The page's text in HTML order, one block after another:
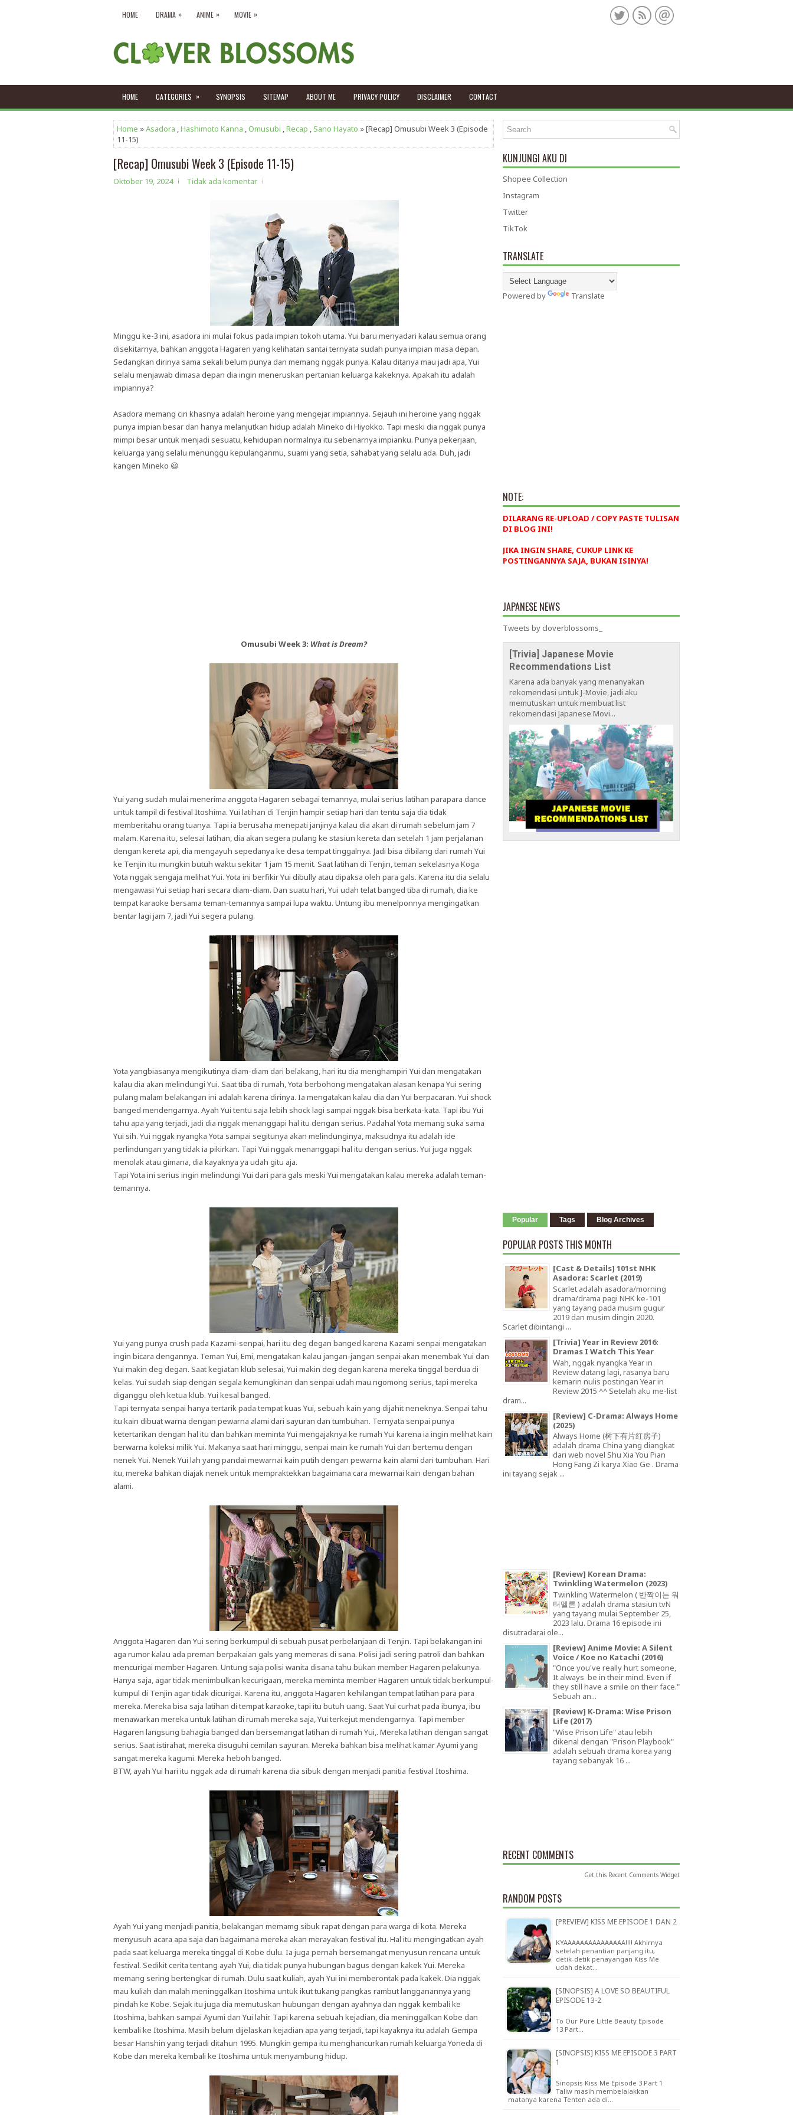
HOME DRAMA » ANIME » MOVIE »
HOME CATEGORIES » SYNOPSIS SITEMAP ABOUT ME PRIVACY POLICY DISCLAIMER CONTACT
Home »Asadora ,Hashimoto Kanna ,Omusubi ,Recap , Sano Hayato » [Recap] Omusubi Week 3 (Episode
11-15)
[Recap] Omusubi Week 3 (Episode 11-15)
Oktober 19, 2024 Tidak ada komentar
Minggu ke-3 ini, asadora ini mulai fokus pada impian tokoh utama. Yui baru menyadari kalau semua orang
disekitarnya, bahkan anggota Hagaren yang kelihatan santai ternyata sudah punya impian masa depan.
Sedangkan dirinya sama sekali belum punya dan memang nggak punya. Kalau ditanya mau jadi apa, Yui
selalu menjawab dimasa depan dia ingin meneruskan pertanian keluarga kakeknya. Apakah itu adalah
impiannya?
Asadora memang ciri khasnya adalah heroine yang mengejar impiannya. Sejauh ini heroine yang nggak
punya impian besar dan hanya melanjutkan hidup adalah Mineko di Hiyokko. Tapi meski dia nggak punya
mimpi besar untuk menjadi sesuatu, kehidupan normalnya itu sebenarnya impianku. Punya pekerjaan,
keluarga yang selalu menunggu kepulanganmu, suami yang setia, sahabat yang selalu ada. Duh, jadi
kangen Mineko 😃
Omusubi Week 3: What is Dream?
Yui yang sudah mulai menerima anggota Hagaren sebagai temannya, mulai serius latihan parapara dance
untuk tampil di festival Itoshima. Yui latihan di Tenjin hampir setiap hari dan tentu saja dia tidak
memberitahu orang tuanya. Tapi ia berusaha menepati janjinya kalau dia akan di rumah sebelum jam 7
malam. Karena itu, selesai latihan, dia akan segera pulang ke stasiun kereta dan setelah 1 jam perjalanan
dengan kereta api, dia mengayuh sepedanya ke desa tempat tinggalnya. Jadi bisa dibilang dari rumah Yui
ke Tenjin itu mungkin butuh waktu sekitar 1 jam 15 menit. Saat latihan di Tenjin, teman sekelasnya Koga
Yota nggak sengaja melihat Yui. Yota ini berfikir Yui dibully atau dipaksa oleh para gals. Karena itu dia selalu
mengawasi Yui setiap hari secara diam-diam. Dan suatu hari, Yui udah telat banged tiba di rumah, dia ke
tempat karaoke bersama teman-temannya sampai lupa waktu. Untung ibu menelponnya mengingatkan
bentar lagi jam 7, jadi Yui segera pulang.
Yota yangbiasanya mengikutinya diam-diam dari belakang, hari itu dia menghampiri Yui dan mengatakan
kalau dia akan melindungi Yui. Saat tiba di rumah, Yota berbohong mengatakan alasan kenapa Yui sering
pulang malam belakangan ini adalah karena dirinya. Ia mengatakan kalau dia dan Yui berpacaran. Yui shock
banged mendengarnya. Ayah Yui tentu saja lebih shock lagi sampai nggak bisa berkata-kata. Tapi ibu Yui
tahu apa yang terjadi, jadi dia nggak menanggapi hal itu dengan serius. Padahal Yota memang suka sama
Yui sih. Yui nggak nyangka Yota sampai segitunya akan melindunginya, maksudnya itu adalah ide
perlindungan yang tidak ia pikirkan. Tapi Yui nggak menanggapi hal itu dengan serius. Yui juga nggak
menolak atau gimana, dia kayaknya ya udah gitu aja.
Tapi Yota ini serius ingin melindungi Yui dari para gals meski Yui mengatakan kalau mereka adalah teman-
temannya.
Yui yang punya crush pada Kazami-senpai, hari itu deg degan banged karena Kazami senpai mengatakan
ingin bicara dengannya. Teman Yui, Emi, mengatakan kalau jangan-jangan senpai akan menembak Yui dan
Yui makin deg degan. Saat kegiatan klub selesai, Yui makin deg degan karena mereka tinggal berdua di
kelas. Yui sudah siap dengan segala kemungkinan dan senpai udah mau ngomong serius, tapi mereka
diganggu oleh ketua klub. Yui kesal banged.
Tapi ternyata senpai hanya tertarik pada tempat kuas Yui, sebuah kain yang dijahit neneknya. Senpai tahu
itu kain dibuat warna dengan pewarna alami dari sayuran dan tumbuhan. Ternyata senpai punya
ketertarikan dengan hal itu dan bahkan meminta Yui mengajaknya ke rumah Yui karena ia ingin melihat kain
berwarna koleksi milik Yui. Makanya saat hari minggu, senpai main ke rumah Yui dan bertemu dengan
nenek Yui. Nenek Yui lah yang pandai mewarnai kain putih dengan pewarna kain alami dari tumbuhan. Hari
itu, mereka bahkan diajak nenek untuk mempraktekkan bagaimana cara mewarnai kain dengan bahan
alami.
Anggota Hagaren dan Yui sering berkumpul di sebuah pusat perbelanjaan di Tenjin. Tapi belakangan ini
aga rumor kalau ada preman berpakaian gals yang memeras di sana. Polisi jadi sering patroli dan bahkan
mencurigai member Hagaren. Untung saja polisi wanita disana tahu bukan member Hagaren pelakunya.
Hanya saja, agar tidak menimbulkan kecurigaan, mereka meminta member Hagaren untuk tidak berkumpul-
kumpul di Tenjin agar tidak dicurigai. Karena itu, anggota Hagaren kehilangan tempat latihan para para
mereka. Mereka bisa saja latihan di tempat karaoke, tapi itu butuh uang. Saat Yui curhat pada ibunya, ibu
menawarkan mereka untuk latihan di rumah mereka saja, Yui terkejut mendengarnya. Tapi member
Hagaren langsung bahagia banged dan bersemangat latihan di rumah Yui,. Mereka latihan dengan sangat
serius. Saat istirahat, mereka disuguhi cemilan sayuran. Mereka bahkan bisa melihat kamar Ayumi yang
sangat mereka kagumi. Mereka heboh banged.
BTW, ayah Yui hari itu nggak ada di rumah karena dia sibuk dengan menjadi panitia festival Itoshima.
Ayah Yui yang menjadi panitia, belakangan memamg sibuk rapat dengan para warga di kota. Mereka
menyusuh acara apa saja dan bagaimana mereka akan merayakan festival itu. Hal itu mengingatkan ayah
pada saat keluarga mereka tinggal di Kobe dulu. Ia juga pernah bersemangat menyusun rencana untuk
festival. Sedikit cerita tentang ayah Yui, dia tidak punya hubungan bagus dengan kakek Yui. Mereka
memang sering bertengkar di rumah. Dulu saat kuliah, ayah Yui ini memberontak pada kakek. Dia nggak
mau kuliah dan malah meninggalkan Itoshima untuk ikut tukang pangkas rambut langganannya yang
pindah ke Kobe. Sejak itu juga dia memutuskan hubungan dengan ayahnya dan nggak kembali ke
Itoshima, bahkan sampai Ayumi dan Yui lahir. Tapi karena sebuah kejadian, dia meninggalkan Kobe dan
kembali ke Itoshima. Masih belum dijelaskan kejadian apa yang terjadi, tapi kayaknya itu adalah Gempa
besar Hanshin yang terjadi ditahun 1995. Mungkin gempa itu menghancurkan rumah keluarga Yoneda di
Kobe dan mereka kembali ke Itoshima untuk menyambung hidup.
KUNJUNGI AKU DI
Shopee Collection
Instagram
Twitter
TikTok
TRANSLATE
Powered by Translate
NOTE:
DILARANG RE-UPLOAD / COPY PASTE TULISAN
DI BLOG INI!
JIKA INGIN SHARE, CUKUP LINK KE
POSTINGANNYA SAJA, BUKAN ISINYA!
JAPANESE NEWS
Tweets by cloverblossoms_
[Trivia] Japanese Movie
Recommendations List
Karena ada banyak yang menanyakan
rekomendasi untuk J-Movie, jadi aku
memutuskan untuk membuat list
rekomendasi Japanese Movi...
Popular Tags Blog Archives
POPULAR POSTS THIS MONTH
[Cast & Details] 101st NHK
Asadora: Scarlet (2019)
Scarlet adalah asadora/morning
drama/drama pagi NHK ke-101
yang tayang pada musim gugur
2019 dan musim dingin 2020.
Scarlet dibintangi ...
[Trivia] Year in Review 2016:
Dramas I Watch This Year
Wah, nggak nyangka Year in
Review datang lagi, rasanya baru
kemarin nulis postingan Year in
Review 2015 ^^ Setelah aku me-list
dram...
[Review] C-Drama: Always Home
(2025)
Always Home (树下有片红房子)
adalah drama China yang diangkat
dari web novel Shu Xia You Pian
Hong Fang Zi karya Xiao Ge . Drama
ini tayang sejak ...
[Review] Korean Drama:
Twinkling Watermelon (2023)
Twinkling Watermelon ( 반짝이는 워
터멜론 ) adalah drama stasiun tvN
yang tayang mulai September 25,
2023 lalu. Drama 16 episode ini
disutradarai ole...
[Review] Anime Movie: A Silent
Voice / Koe no Katachi (2016)
"Once you've really hurt someone,
It always be in their mind. Even if
they still have a smile on their face."
Sebuah an...
[Review] K-Drama: Wise Prison
Life (2017)
"Wise Prison Life" atau lebih
dikenal dengan "Prison Playbook"
adalah sebuah drama korea yang
tayang sebanyak 16 ...
RECENT COMMENTS
Get this Recent Comments Widget
RANDOM POSTS
[PREVIEW] KISS ME EPISODE 1 DAN 2
KYAAAAAAAAAAAAAAA!!!! Akhirnya
setelah penantian panjang itu,
detik-detik penayangan Kiss Me
udah dekat…
[SINOPSIS] A LOVE SO BEAUTIFUL
EPISODE 13-2
To Our Pure Little Beauty Episode
13 Part…
[SINOPSIS] KISS ME EPISODE 3 PART
1
Sinopsis Kiss Me Episode 3 Part 1
Taliw masih membelalakkan
matanya karena Tenten ada di…